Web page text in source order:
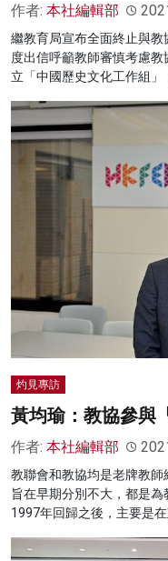
作者: 本社編輯部
繼教育局宣布全面終止與
度出信呼籲教師審慎考慮
立「中國歷史文化工作組」
灼見專訪
黃均瑜：教協參與
作者: 本社編輯部
教聯會和教協均是老牌教
旨在早期分別不大，都是
1997年回歸之後，主要是